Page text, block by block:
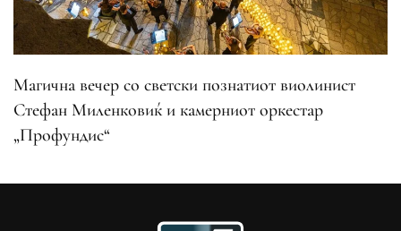
Магична вечер со светски познатиот виолинист
Стефан Миленковиќ и камерниот оркестар
„Профундис“